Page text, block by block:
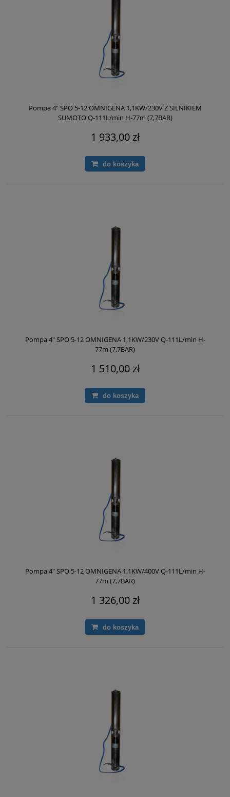
Pompa 4" SPO 5-12 OMNIGENA 1,1KW/230V Z SILNIKIEM
SUMOTO Q-111L/min H-77m (7,7BAR)
1 933,00 zł
do koszyka
Pompa 4" SPO 5-12 OMNIGENA 1,1KW/230V Q-111L/min H-
77m (7,7BAR)
1 510,00 zł
do koszyka
Pompa 4" SPO 5-12 OMNIGENA 1,1KW/400V Q-111L/min H-
77m (7,7BAR)
1 326,00 zł
do koszyka